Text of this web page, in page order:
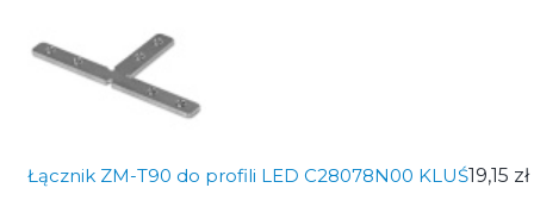
Łącznik ZM-T90 do profili LED C28078N00 KLUŚ19,15 zł